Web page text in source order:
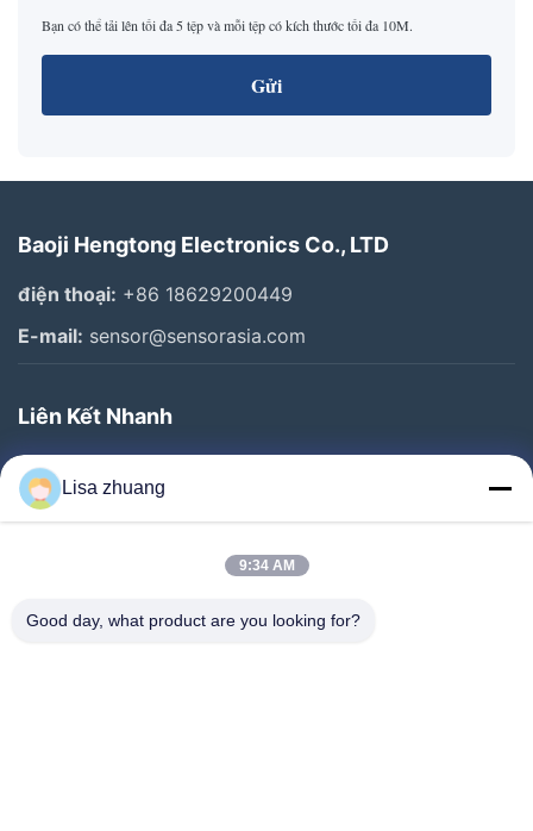
Bạn có thể tải lên tối đa 5 tệp và mỗi tệp có kích thước tối đa 10M.
Gửi
Baoji Hengtong Electronics Co., LTD
điện thoại: +86 18629200449
E-mail: sensor@sensorasia.com
Liên Kết Nhanh
Trang Chủ
Các Sản Phẩm
Tham Quan Nhà Máy
Lisa zhuang
9:34 AM
Good day, what product are you looking for?